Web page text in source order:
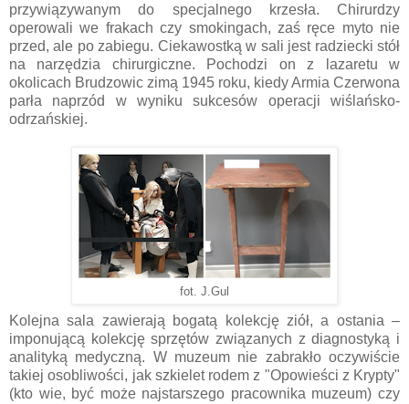
przywiązywanym do specjalnego krzesła. Chirurdzy
operowali we frakach czy smokingach, zaś ręce myto nie
przed, ale po zabiegu. Ciekawostką w sali jest radziecki stół
na narzędzia chirurgiczne. Pochodzi on z lazaretu w
okolicach Brudzowic zimą 1945 roku, kiedy Armia Czerwona
parła naprzód w wyniku sukcesów operacji wiślańsko-
odrzańskiej.
fot. J.Gul
Kolejna sala zawierają bogatą kolekcję ziół, a ostania –
imponującą kolekcję sprzętów związanych z diagnostyką i
analityką medyczną. W muzeum nie zabrakło oczywiście
takiej osobliwości, jak szkielet rodem z "Opowieści z Krypty"
(kto wie, być może najstarszego pracownika muzeum) czy